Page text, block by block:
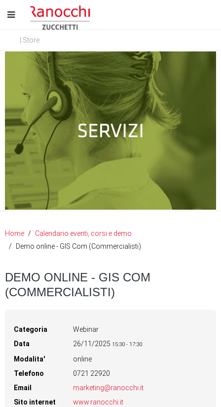
| Store
Home
Calendario eventi, corsi e demo
Demo online - GIS Com (Commercialisti)
DEMO ONLINE - GIS COM
(COMMERCIALISTI)
Categoria
Webinar
Data
26/11/2025 15:30 - 17:30
Modalita'
online
Telefono
0721 22920
Email
marketing@ranocchi.it
Sito internet
www.ranocchi.it